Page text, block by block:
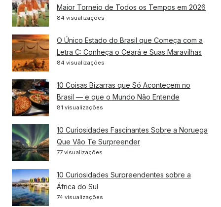
Maior Torneio de Todos os Tempos em 2026
84 visualizações
O Único Estado do Brasil que Começa com a
Letra C: Conheça o Ceará e Suas Maravilhas
84 visualizações
10 Coisas Bizarras que Só Acontecem no
Brasil — e que o Mundo Não Entende
81 visualizações
10 Curiosidades Fascinantes Sobre a Noruega
Que Vão Te Surpreender
77 visualizações
10 Curiosidades Surpreendentes sobre a
África do Sul
74 visualizações